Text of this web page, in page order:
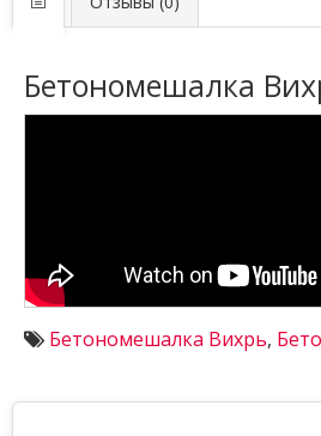
Бетономешалка
Бетономешалка Вихрь,